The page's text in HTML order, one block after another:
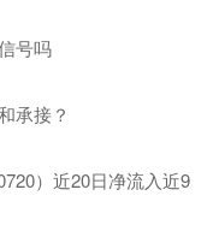
号吗
承接？
）近20日净流入近9